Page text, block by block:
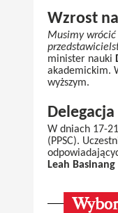
Wzrost
Musimy wrócić
minister nauki
akademickim.
wyższym.
W dniach 17-
(PPSC).
Leah Basinang